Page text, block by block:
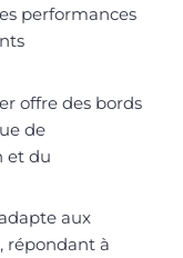
performances
offre des bords
de
et du
aux
répondant à